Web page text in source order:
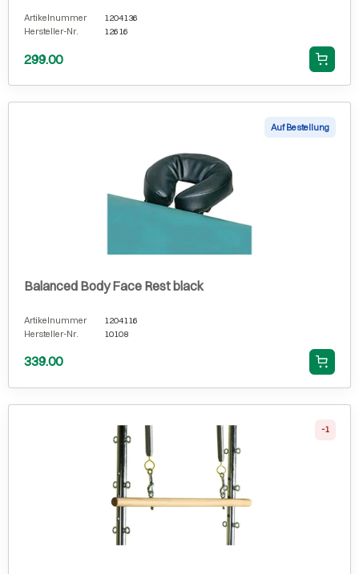
Artikelnummer
1204136
Hersteller-Nr.
12616
299.00
Auf Bestellung
Balanced Body Face Rest black
Artikelnummer
1204116
Hersteller-Nr.
10108
339.00
-1